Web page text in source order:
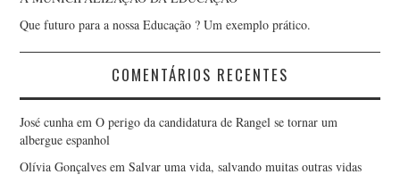
Que futuro para a nossa Educação ? Um exemplo prático.
COMENTÁRIOS RECENTES
José cunha emO perigo da candidatura de Rangel se tornar um
albergue espanhol
Olívia Gonçalves emSalvar uma vida, salvando muitas outras vidas